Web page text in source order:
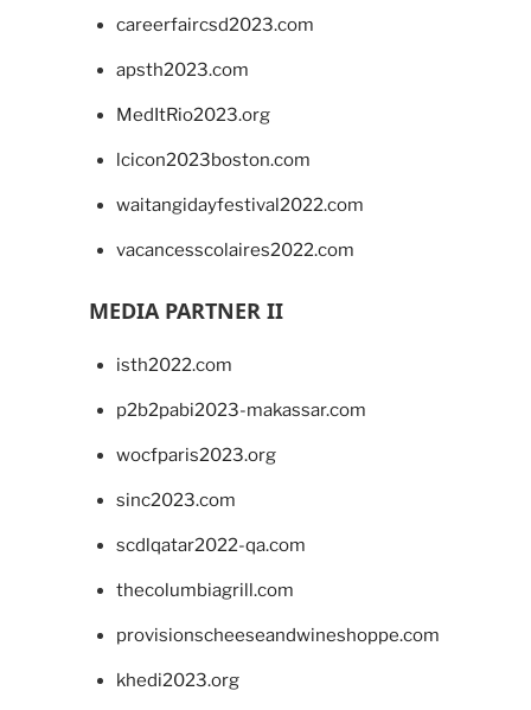
careerfaircsd2023.com
apsth2023.com
MedItRio2023.org
lcicon2023boston.com
waitangidayfestival2022.com
vacancesscolaires2022.com
MEDIA PARTNER II
isth2022.com
p2b2pabi2023-makassar.com
wocfparis2023.org
sinc2023.com
scdlqatar2022-qa.com
thecolumbiagrill.com
provisionscheeseandwineshoppe.com
khedi2023.org